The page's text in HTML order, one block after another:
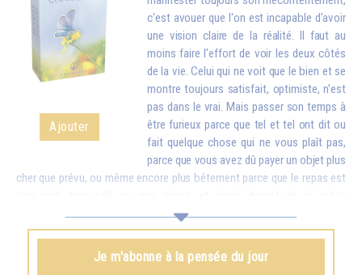
Ajouter
c'est avouer que l'on est incapable d'avoir
une vision claire de la réalité. Il faut au
moins faire l'effort de voir les deux côtés
de la vie. Celui qui ne voit que le bien et se
montre toujours satisfait, optimiste, n'est
pas dans le vrai. Mais passer son temps à
être furieux parce que tel et tel ont dit ou
fait quelque chose qui ne vous plaît pas,
parce que vous avez dû payer un objet plus
cher que prévu, ou même encore plus bêtement parce que le repas est
inconvénients comme si c'étaient des catastrophes, cela finit par vous
rendre stupide. Mettez donc en balance ces détails avec toutes les
richesses que vous apporte la vie. Quand vous vous apercevrez que,
pour de petites contrariétés, vous êtes prêt à oublier combien il y a de
Je m'abonne à la pensée du jour